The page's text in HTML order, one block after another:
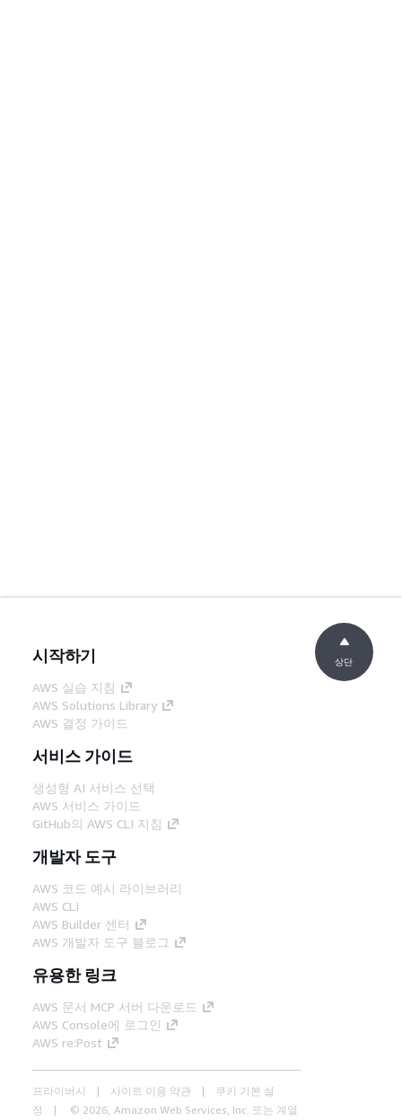
시작하기
AWS 실습 지침
AWS Solutions Library
AWS 결정 가이드
서비스 가이드
생성형 AI 서비스 선택
AWS 서비스 가이드
GitHub의 AWS CLI 지침
개발자 도구
AWS 코드 예시 라이브러리
AWS CLI
AWS Builder 센터
AWS 개발자 도구 블로그
유용한 링크
AWS 문서 MCP 서버 다운로드
AWS Console에 로그인
AWS re:Post
프라이버시 사이트 이용 약관
쿠키 기본 설
정
© 2026, Amazon Web Services, Inc. 또는 계열
상단